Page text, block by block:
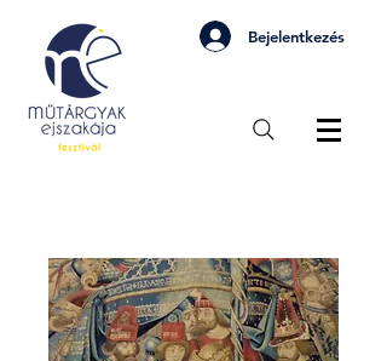
Bejelentkezés